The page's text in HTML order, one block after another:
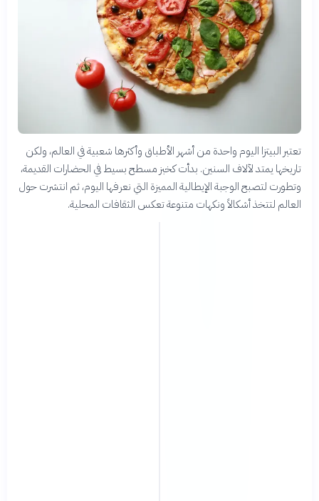
تعتبر البيتزا اليوم واحدة من أشهر الأطباق وأكثرها شعبية في العالم، ولكن
تاريخها يمتد لآلاف السنين. بدأت كخبز مسطح بسيط في الحضارات القديمة،
وتطورت لتصبح الوجبة الإيطالية المميزة التي نعرفها اليوم، ثم انتشرت حول
العالم لتتخذ أشكالاً ونكهات متنوعة تعكس الثقافات المحلية.